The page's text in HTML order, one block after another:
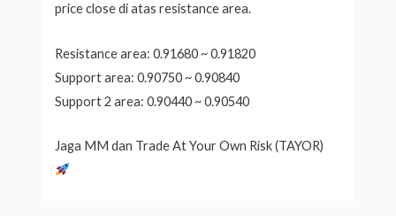
price close di atas resistance area.
Resistance area: 0.91680 ~ 0.91820
Support area: 0.90750 ~ 0.90840
Support 2 area: 0.90440 ~ 0.90540
Jaga MM dan Trade At Your Own Risk (TAYOR)